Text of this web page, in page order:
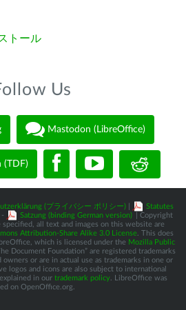
トール
Us
Mastodon (LibreOffice)
(TDF)
(プライバシー ポリシー)
Statutes
- Satzung (binding German version)
| Copyright
all text and images on this website are
Attribution-Share Alike 3.0 License. This does
which is licensed under the Mozilla Public
Document Foundation” are registered trademarks
or are in actual use as trademarks in one or
logos and icons are also subject to international
in our trademark policy. LibreOffice was
on OpenOffice.org.